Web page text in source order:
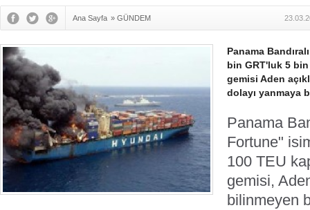
Ana Sayfa » GÜNDEM
Panama
bin GRT'luk 5
gemisi Aden
dolayı yanmaya
Panama
Fortune"
100 TEU
gemisi,
bilinmeyen